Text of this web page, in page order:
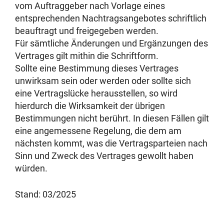
vom Auftraggeber nach Vorlage eines
entsprechenden Nachtragsangebotes schriftlich
beauftragt und freigegeben werden.
Für sämtliche Änderungen und Ergänzungen des
Vertrages gilt mithin die Schriftform.
Sollte eine Bestimmung dieses Vertrages
unwirksam sein oder werden oder sollte sich
eine Vertragslücke herausstellen, so wird
hierdurch die Wirksamkeit der übrigen
Bestimmungen nicht berührt. In diesen Fällen gilt
eine angemessene Regelung, die dem am
nächsten kommt, was die Vertragsparteien nach
Sinn und Zweck des Vertrages gewollt haben
würden.
Stand: 03/2025